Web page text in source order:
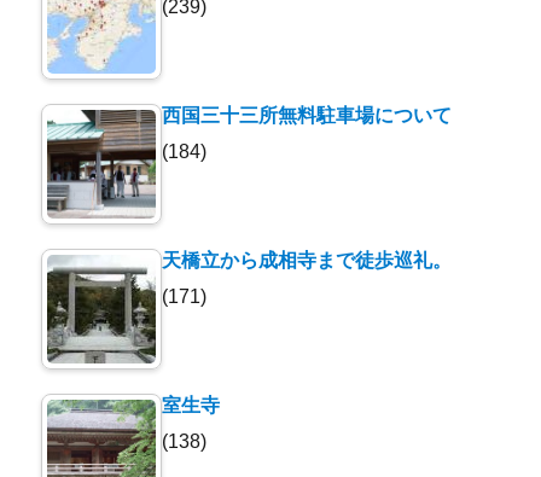
(239)
西国三十三所無料駐車場について
(184)
天橋立から成相寺まで徒歩巡礼。
(171)
室生寺
(138)